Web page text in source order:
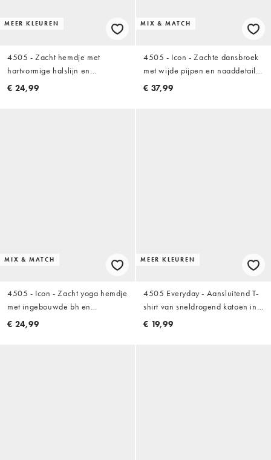
MEER KLEUREN
4505 - Zacht hemdje met
hartvormige halslijn en
ingebouwde bh in beigeroze
€ 24,99
MIX & MATCH
4505 - Icon - Zachte dansbroek
met wijde pijpen en naaddetail
in zwart
€ 37,99
MIX & MATCH
4505 - Icon - Zacht yoga hemdje
met ingebouwde bh en
verstelbare bandjes in
€ 24,99
MEER KLEUREN
4505 Everyday - Aansluitend T-
shirt van sneldrogend katoen in
wit
€ 19,99